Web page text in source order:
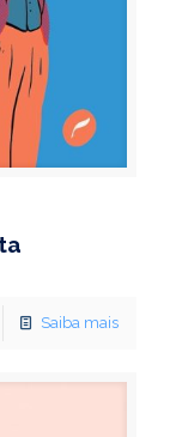
Saiba mais